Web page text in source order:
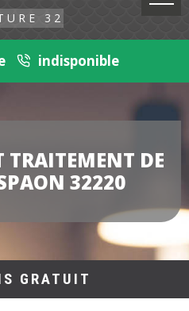
indisponible
TRAITEMENT DE
32220
GRATUIT